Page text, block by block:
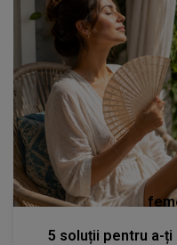
5 soluții pentru a-